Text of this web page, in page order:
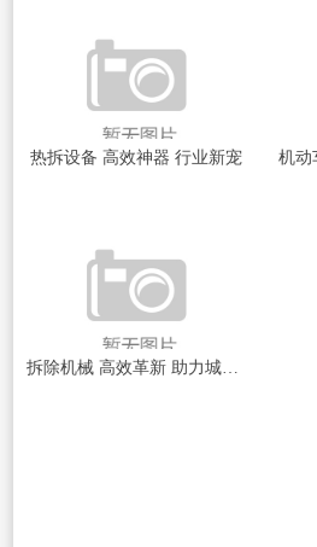
热拆设备 高效神器 行业新宠
拆除机械 高效革新 助力城市焕新风采